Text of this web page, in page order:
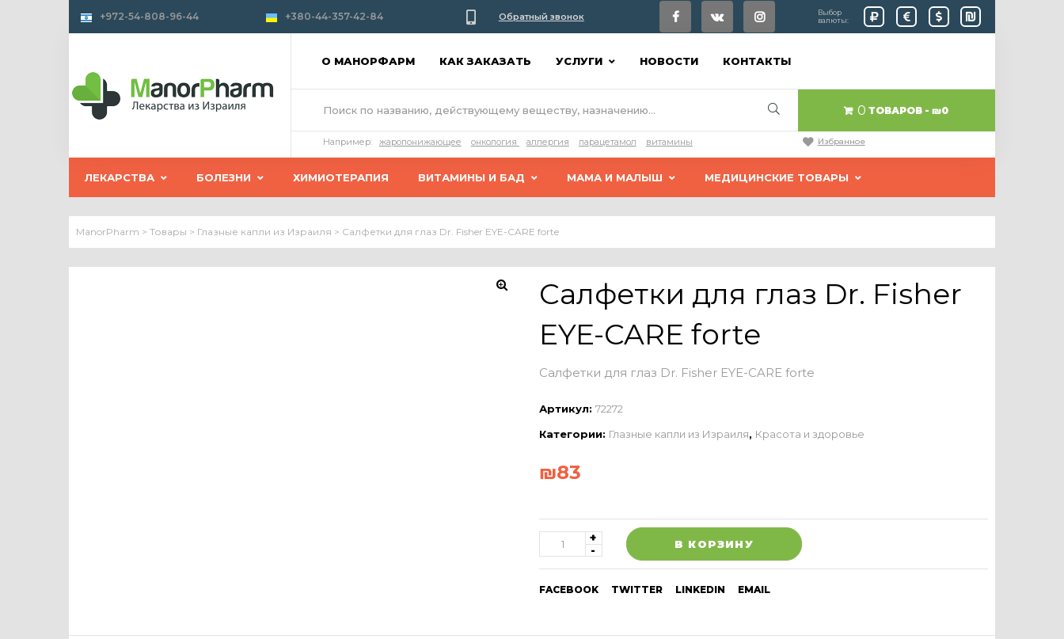
+972-54-808-96-44 +380-44-357-42-84 Обратный звонок
Выбор
валюты:
О МАНОРФАРМ КАК ЗАКАЗАТЬ УСЛУГИ НОВОСТИ КОНТАКТЫ
0 ТОВАРОВ ₪0
Например: жаропонижающее онкология аллергия парацетамол витамины Избранное
ЛЕКАРСТВА БОЛЕЗНИ ХИМИОТЕРАПИЯ ВИТАМИНЫ И БАД МАМА И МАЛЫШ МЕДИЦИНСКИЕ ТОВАРЫ
ManorPharm > Товары > Глазные капли из Израиля > Салфетки для глаз Dr. Fisher EYE-CARE forte
Салфетки для глаз Dr. Fisher
EYE-CARE forte
Салфетки для глаз Dr. Fisher EYE-CARE forte
Артикул: 72272
Категории: Глазные капли из Израиля, Красота и здоровье
₪83
В КОРЗИНУ
FACEBOOK TWITTER LINKEDIN EMAIL